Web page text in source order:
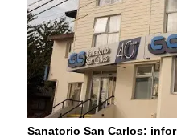
Sanatorio San Carlos: